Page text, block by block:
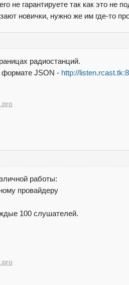
не гарантируете так как это не
новички, нужно же им где-то
радиостанций.
формате JSON - http://
работы:
провайдеру
100 слушателей.